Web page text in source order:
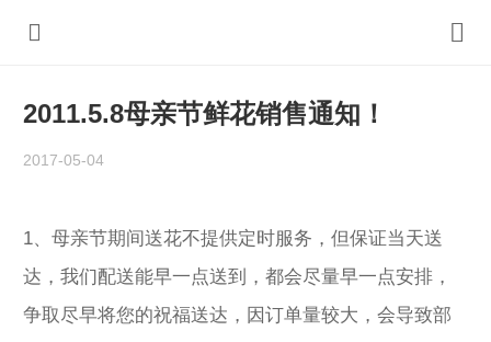
2011.5.8母亲节鲜花销售通知！
2017-05-04
1、母亲节期间送花不提供定时服务，但保证当天送
达，我们配送能早一点送到，都会尽量早一点安排，
争取尽早将您的祝福送达，因订单量较大，会导致部